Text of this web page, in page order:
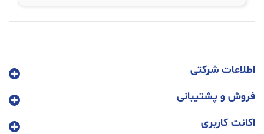
اطلاعات شرکتی
فروش و پشتیبانی
اکانت کاربری